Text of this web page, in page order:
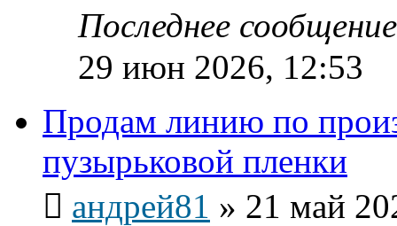
Последнее
29 июн 2026, 12:53
Продам линию по
пузырьковой пленки
андрей81 » 21 май